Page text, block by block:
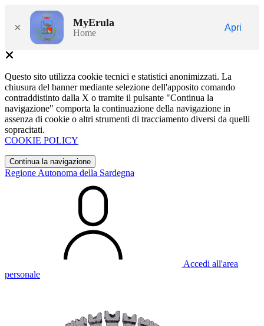
× MyErula
Home
Apri
Questo sito utilizza cookie tecnici e statistici anonimizzati. La
chiusura del banner mediante selezione dell'apposito comando
contraddistinto dalla X o tramite il pulsante "Continua la
navigazione" comporta la continuazione della navigazione in
assenza di cookie o altri strumenti di tracciamento diversi da quelli
sopracitati.
COOKIE POLICY
Continua la navigazione
Regione Autonoma della Sardegna
Accedi all'area
personale